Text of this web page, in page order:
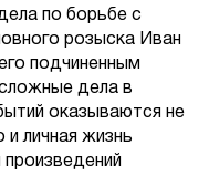
по борьбе с
розыска Иван
подчиненным
дела в
оказываются не
и личная жизнь